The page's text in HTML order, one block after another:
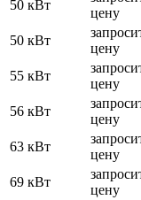
50 кВт
цену
50 кВт
цену
55 кВт
цену
56 кВт
цену
63 кВт
цену
69 кВт
цену